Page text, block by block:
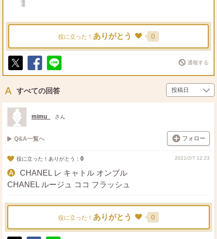
役に立った！ ありがとう 0
ポ
ト
シ
ア
送
通報する
すべての回答
mimu_ さん
Q&A一覧へ フォロー
役に立った！ありがとう： 0 2021/2/7 12:23
CHANEL レ キャトル オンブル
CHANEL ルージュ ココ フラッシュ
役に立った！ ありがとう 0